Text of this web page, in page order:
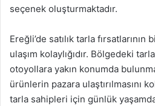
seçenek oluşturmaktadır.
Ereğli’de satılık tarla fırsatlarının
ulaşım kolaylığıdır. Bölgedeki
otoyollara yakın konumda
ürünlerin pazara ulaştırılmasını
tarla sahipleri için günlük